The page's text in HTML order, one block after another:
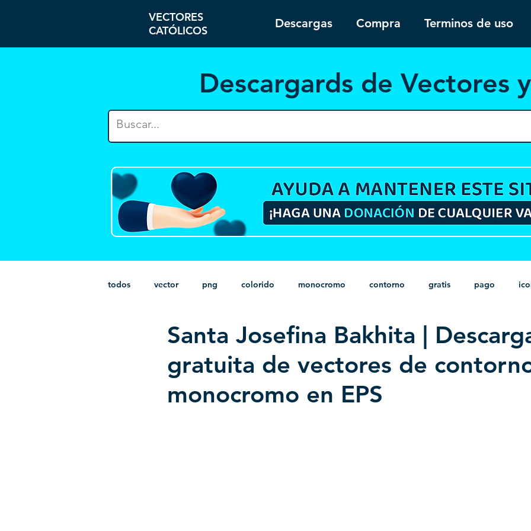
VECTORES
CATÓLICOS
Descargas Compra Terminos de uso
Descargards de Vectores
todos vector png colorido monocromo contorno gratis pago
estampado paquetes infantil HD sin fondo minimalista psd
Santa Josefina Bakhita |
gratuita de vectores de
monocromo en EPS